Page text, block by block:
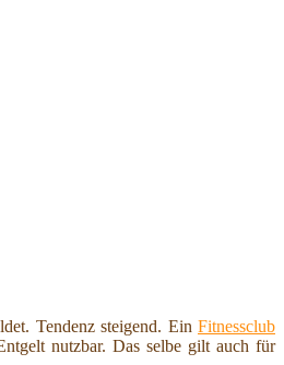
Tendenz steigend. Ein Fitnessclub
nutzbar. Das selbe gilt auch für